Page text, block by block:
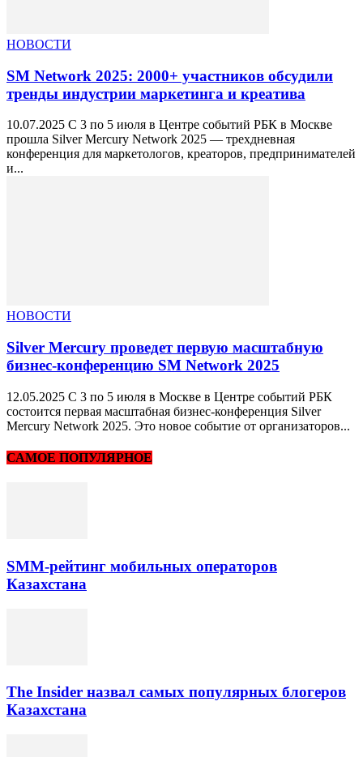
НОВОСТИ
SM Network 2025: 2000+ участников обсудили
тренды индустрии маркетинга и креатива
10.07.2025 С 3 по 5 июля в Центре событий РБК в Москве
прошла Silver Mercury Network 2025 — трехдневная
конференция для маркетологов, креаторов, предпринимателей
и...
НОВОСТИ
Silver Mercury проведет первую масштабную
бизнес-конференцию SM Network 2025
12.05.2025 С 3 по 5 июля в Москве в Центре событий РБК
состоится первая масштабная бизнес-конференция Silver
Mercury Network 2025. Это новое событие от организаторов...
САМОЕ ПОПУЛЯРНОЕ
SMM-рейтинг мобильных операторов
Казахстана
The Insider назвал самых популярных блогеров
Казахстана